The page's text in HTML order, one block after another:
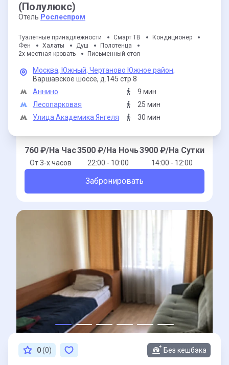
(Полулюкс)
Отель Рослеспром
Туалетные принадлежности Смарт ТВ
Кондиционер
Фен
Халаты Душ
Полотенца
2х местная кровать
Письменный стол
Москва, Южный, Чертаново Южное район,
Варшавское шоссе, д.145 стр 8
Аннино
9 мин
Лесопарковая
25 мин
Улица Академика Янгеля
30 мин
760 ₽/На Час
От 3-x часов
3500 ₽/На Ночь
22:00 - 10:00
3900 ₽/На Сутки
14:00 - 12:00
Забронировать
0(0) Без кешбэка